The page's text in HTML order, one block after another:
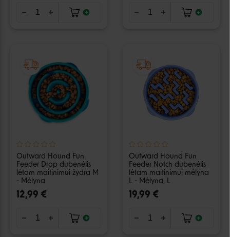
Outward Hound Fun
Feeder Drop dubenėlis
lėtam maitinimui žydra M
- Mėlyna
12,99 €
Outward Hound Fun
Feeder Notch dubenėlis
lėtam maitinimui mėlyna
L - Mėlyna, L
19,99 €